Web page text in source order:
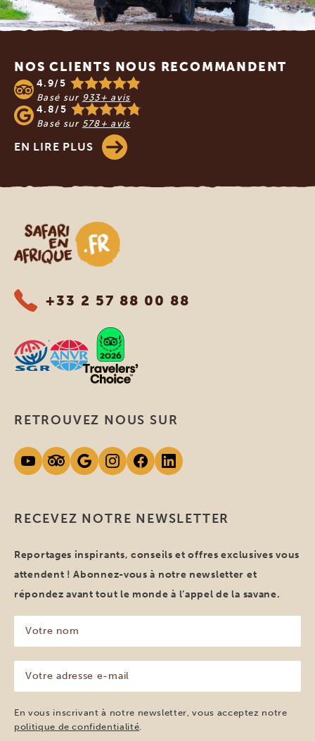
Footer
NOS CLIENTS NOUS RECOMMANDENT
4.9/5
Basé sur 933+ avis
4.8/5
Basé sur 578+ avis
EN LIRE PLUS
Safari en Afrique
+33 2 57 88 00 88
RECEVEZ NOTRE NEWSLETTER
Reportages inspirants, conseils et offres exclusives vous
attendent ! Abonnez-vous à notre newsletter et
répondez avant tout le monde à l’appel de la savane.
nom
(Nécessaire)
adresse
e-
mail
(Nécessaire)
En vous inscrivant à notre newsletter, vous acceptez notre
politique de confidentialité
RETROUVEZ NOUS SUR